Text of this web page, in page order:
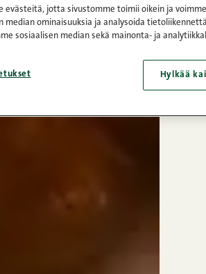
evästeitä, jotta sivustomme toimii oikein ja
median ominaisuuksia ja analysoida
sosiaalisen median sekä mainonta- ja
Hylkää